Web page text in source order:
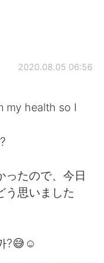
2020.08.05 06:56
my health so I
ったので、今日
う思いました
?😅☺️